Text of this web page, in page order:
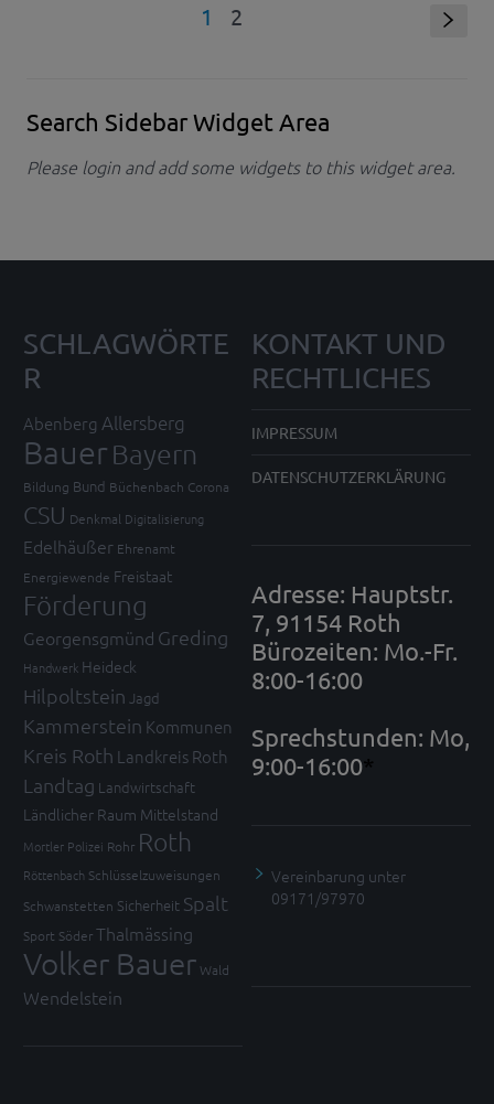
1 2 s
Search Sidebar Widget Area
Please login and add some widgets to this widget area.
SCHLAGWÖRTE
R
Abenberg Allersberg
Bauer Bayern
Bildung Bund Büchenbach Corona
CSU Denkmal Digitalisierung
Edelhäußer Ehrenamt
Energiewende Freistaat
Förderung
Georgensgmünd Greding
Handwerk Heideck
Hilpoltstein Jagd
Kammerstein Kommunen
Kreis Roth Landkreis Roth
Landtag Landwirtschaft
Ländlicher Raum Mittelstand
Mortler Polizei Rohr Roth
Röttenbach Schlüsselzuweisungen
Schwanstetten Sicherheit Spalt
Sport SöderThalmässing
Volker BauerWald
Wendelstein
KONTAKT UND
RECHTLICHES
IMPRESSUM
DATENSCHUTZERKLÄRUNG
Adresse: Hauptstr.
7, 91154 Roth
Bürozeiten: Mo.-Fr.
8:00-16:00
Sprechstunden: Mo,
9:00-16:00*
Vereinbarung unter
09171/97970